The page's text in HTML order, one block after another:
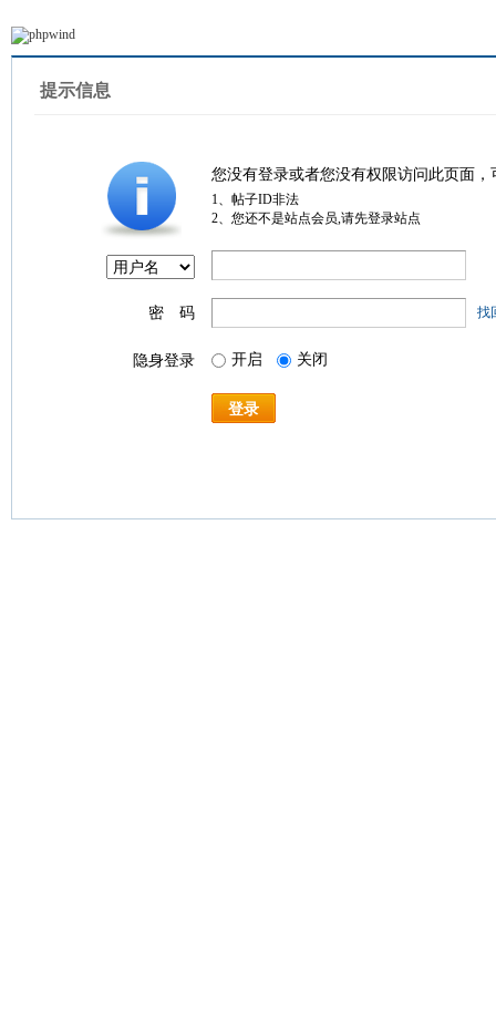
提示信息
您没有登录或者您没有权限访问此页面
1、帖子ID非法
2、您还不是站点会员,请先登录站点
密 码 找
隐身登录 开启 关闭
登录